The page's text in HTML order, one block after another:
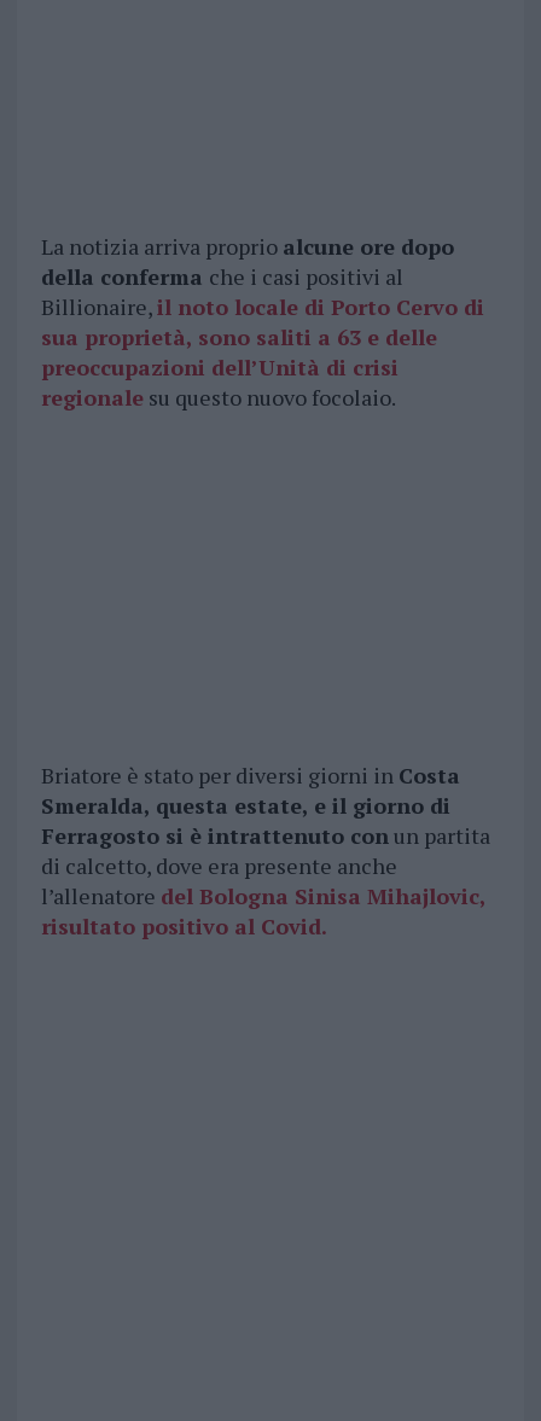
La notizia arriva proprio alcune ore dopo
della conferma che i casi positivi al
Billionaire,il noto locale di Porto Cervo di
sua proprietà, sono saliti a 63 e delle
preoccupazioni dell’Unità di crisi
regionalesu questo nuovo focolaio.
Briatore è stato per diversi giorni in Costa
Smeralda, questa estate, e il giorno di
Ferragosto si è intrattenuto conun partita
di calcetto, dove era presente anche
l’allenatore del Bologna Sinisa Mihajlovic,
risultato positivo al Covid.